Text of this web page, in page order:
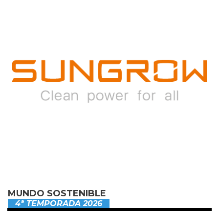
MUNDO SOSTENIBLE
4ª TEMPORADA 2026